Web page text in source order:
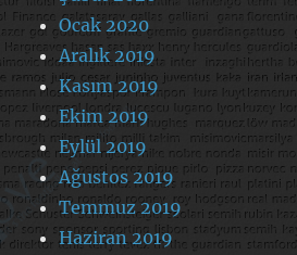
Ocak 2020
Aralık 2019
Kasım 2019
Ekim 2019
Eylül 2019
Ağustos 2019
Temmuz 2019
Haziran 2019